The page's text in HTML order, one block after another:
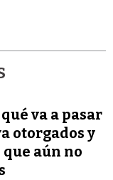
va a pasar
otorgados y
aún no